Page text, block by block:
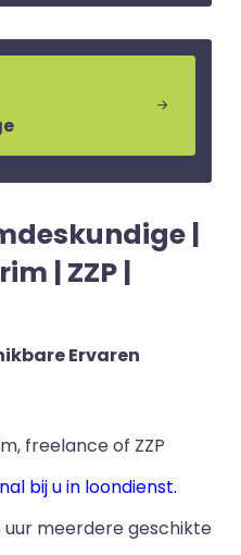
|
| ZZP |
Ervaren
freelance of ZZP
bij u in loondienst.
meerdere geschikte